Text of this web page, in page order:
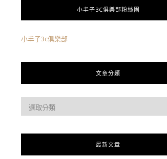
小丰子3C俱樂部粉絲團
小丰子3c俱樂部
文章分類
最新文章